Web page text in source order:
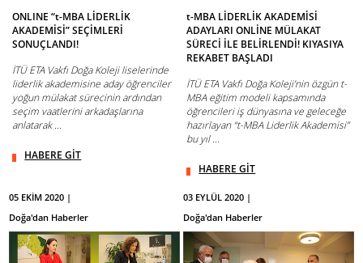
ONLINE “t-MBA LİDERLİK
AKADEMİSİ” SEÇİMLERİ
SONUÇLANDI!
İTÜ ETA Vakfı Doğa Koleji liselerinde
liderlik akademisine aday öğrenciler
yoğun mülakat sürecinin ardından
seçim vaatlerini arkadaşlarına
anlatarak ...
HABERE GİT
t-MBA LİDERLİK AKADEMİSİ
ADAYLARI ONLİNE MÜLAKAT
SÜRECİ İLE BELİRLENDİ! KIYASIYA
REKABET BAŞLADI
İTÜ ETA Vakfı Doğa Koleji’nin özgün t-
MBA eğitim modeli kapsamında
öğrencileri iş dünyasına ve geleceğe
hazırlayan “t-MBA Liderlik Akademisi”
bu yıl ...
HABERE GİT
05 EKİM 2020 |
Doğa'dan Haberler
03 EYLÜL 2020 |
Doğa'dan Haberler